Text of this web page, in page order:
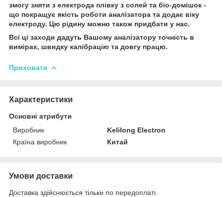
змогу зняти з електрода плівку з солей та біо-домішок -
що покращує якість роботи аналізатора та додає віку
електроду. Цю рідину можно також придбати у нас.
Всі ці заходи дадуть Вашому аналізатору точність в
вимірах, швидку калібрацію та довгу працю.
Приховати
Характеристики
Основні атрибути
Виробник
Kelilong Electron
Країна виробник
Китай
Умови доставки
Доставка здійснюється тільки по передоплаті.